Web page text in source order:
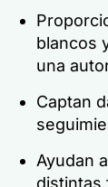
blancos
una
Captan
Ayudan
distintas